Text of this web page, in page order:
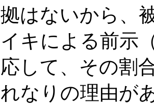
拠はないから、
イキによる前示
応して、その割
れなりの理由が